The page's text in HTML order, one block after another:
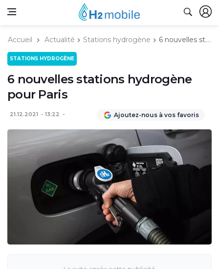
Accueil Actualité Stations hydrogène 6 nouvelles stations hydrogène pour Paris
STATIONS HYDROGÈNE
6 nouvelles stations hydrogène
pour Paris
21.12.2021 13:22 Ajoutez-nous à vos favoris